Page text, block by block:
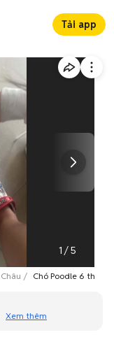
Tải app
1 /5
Chó Poodle 6 tháng
không thể liên hệ
Xem thêm